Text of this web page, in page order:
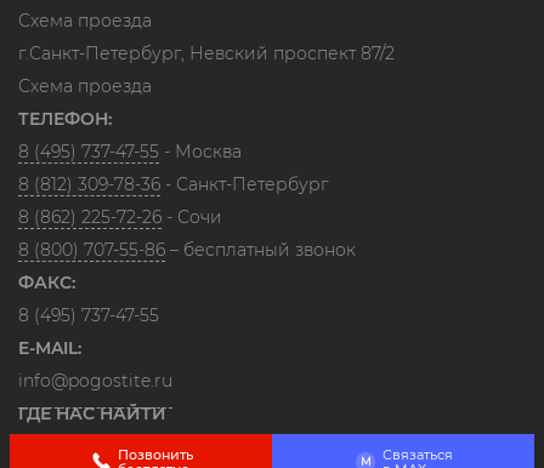
Схема проезда
г.Санкт-Петербург, Невский проспект 87/2
Схема проезда
ТЕЛЕФОН:
8 (495) 737-47-55 - Москва
8 (812) 309-78-36 - Санкт-Петербург
8 (862) 225-72-26 - Сочи
8 (800) 707-55-86 – бесплатный звонок
ФАКС:
8 (495) 737-47-55
E-MAIL:
info@pogostite.ru
ГДЕ НАС НАЙТИ
Позвонить
M
Связаться